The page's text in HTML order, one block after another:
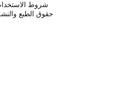
شروط
حقوق الطبع